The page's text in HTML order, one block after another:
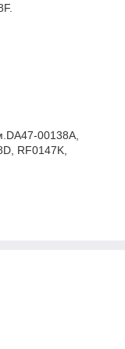
00138A,
RF0147K,